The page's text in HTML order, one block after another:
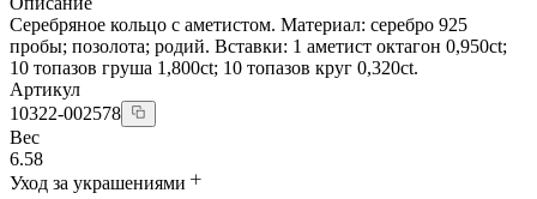
Серебряное кольцо с аметистом. Материал: серебро 925
пробы; позолота; родий. Вставки: 1 аметист октагон 0,950ct;
10 топазов груша 1,800ct; 10 топазов круг 0,320ct.
Артикул
10322-002578
Вес
6.58
Уход за украшениями